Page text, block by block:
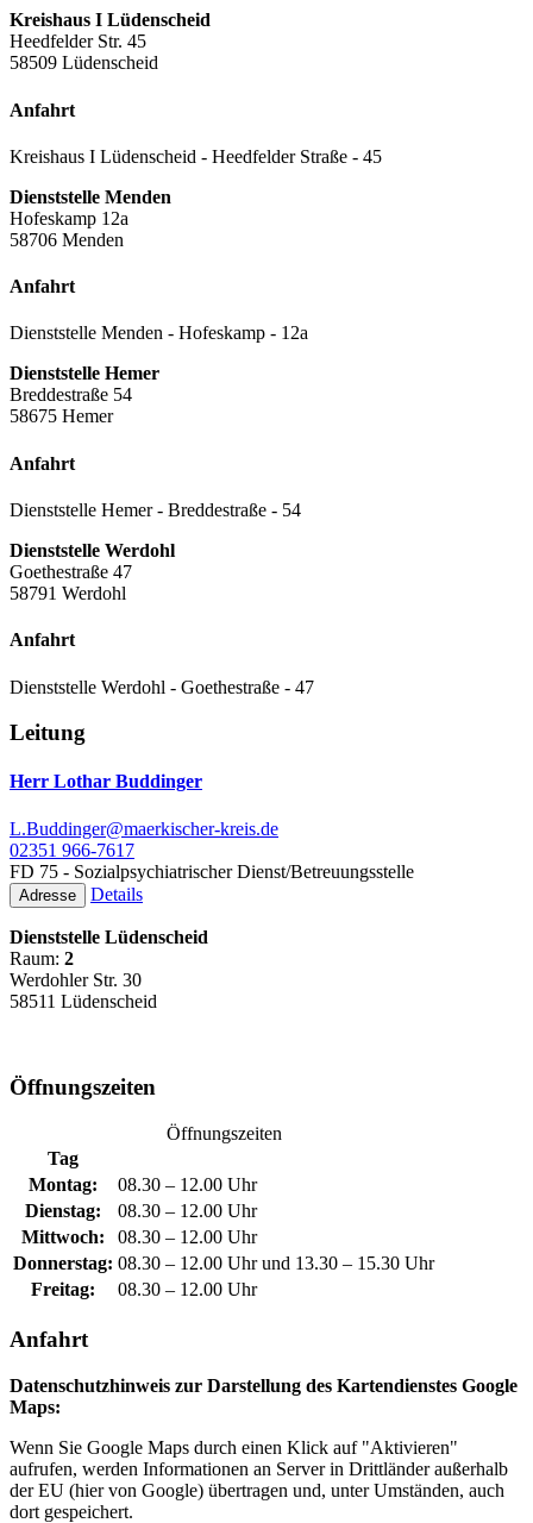
Kreishaus I Lüdenscheid
Heedfelder Str. 45
58509 Lüdenscheid
Anfahrt
Kreishaus I Lüdenscheid - Heedfelder Straße - 45
Dienststelle Menden
Hofeskamp 12a
58706 Menden
Anfahrt
Dienststelle Menden - Hofeskamp - 12a
Dienststelle Hemer
Breddestraße 54
58675 Hemer
Anfahrt
Dienststelle Hemer - Breddestraße - 54
Dienststelle Werdohl
Goethestraße 47
58791 Werdohl
Anfahrt
Dienststelle Werdohl - Goethestraße - 47
Leitung
Herr Lothar Buddinger
L.Buddinger@maerkischer-kreis.de
02351 966-7617
FD 75 - Sozialpsychiatrischer Dienst/Betreuungsstelle
Adresse Details
Dienststelle Lüdenscheid
Raum: 2
Werdohler Str. 30
58511 Lüdenscheid
Öffnungszeiten
Öffnungszeiten
Tag
Montag:
08.30 – 12.00 Uhr
Dienstag:
08.30 – 12.00 Uhr
Mittwoch:
08.30 – 12.00 Uhr
Donnerstag: 08.30 – 12.00 Uhr und 13.30 – 15.30 Uhr
Freitag:
08.30 – 12.00 Uhr
Anfahrt
Datenschutzhinweis zur Darstellung des Kartendienstes Google
Maps:
Wenn Sie Google Maps durch einen Klick auf "Aktivieren"
aufrufen, werden Informationen an Server in Drittländer außerhalb
der EU (hier von Google) übertragen und, unter Umständen, auch
dort gespeichert.